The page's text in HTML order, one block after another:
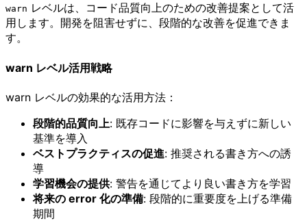
warn レベルは、コード品質向上のための改善提案として活
用します。開発を阻害せずに、段階的な改善を促進できま
す。
warn レベル活用戦略
warn レベルの効果的な活用方法：
段階的品質向上: 既存コードに影響を与えずに新しい
基準を導入
ベストプラクティスの促進: 推奨される書き方への誘
導
学習機会の提供: 警告を通じてより良い書き方を学習
将来の error 化の準備: 段階的に重要度を上げる準備
期間